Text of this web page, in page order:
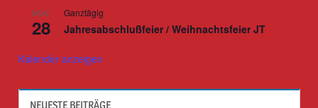
NOV.
28
Ganztägig
Jahresabschlußfeier / Weihnachtsfeier JT
Kalender anzeigen
NEUESTE BEITRÄGE